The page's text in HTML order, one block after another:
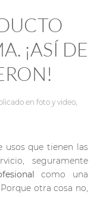
¡ASÍ DE
en foto y video,
usos que tienen las
seguramente
como una
otra cosa no,